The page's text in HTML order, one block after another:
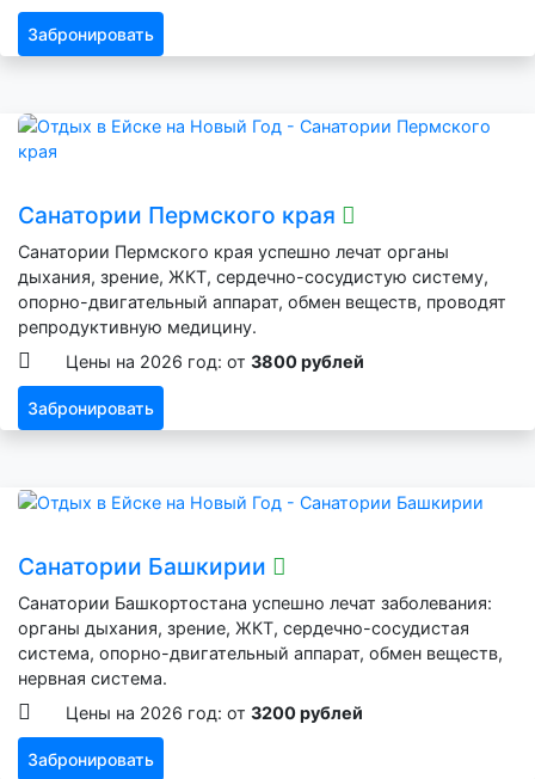
Забронировать
Санатории Пермского края
Санатории Пермского края успешно лечат органы
дыхания, зрение, ЖКТ, сердечно-сосудистую систему,
опорно-двигательный аппарат, обмен веществ, проводят
репродуктивную медицину.
Цены на 2026 год: от 3800 рублей
Забронировать
Санатории Башкирии
Санатории Башкортостана успешно лечат заболевания:
органы дыхания, зрение, ЖКТ, сердечно-сосудистая
система, опорно-двигательный аппарат, обмен веществ,
нервная система.
Цены на 2026 год: от 3200 рублей
Забронировать